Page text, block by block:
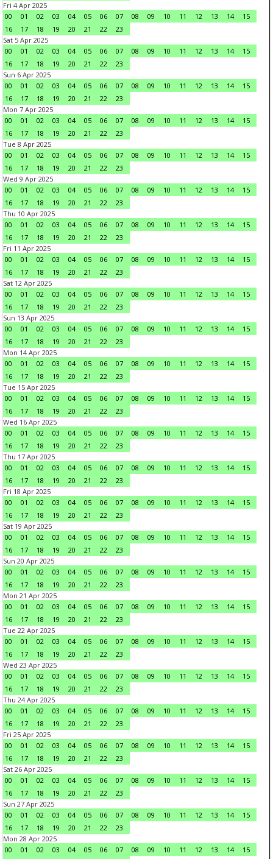
Fri 4 Apr 2025
00
01 02 03 04 05 06 07 08 09 10 11 12 13 14
15
16
17 18 19 20 21 22
23
Sat 5 Apr 2025
00
01 02 03 04 05 06 07 08 09 10 11 12 13 14
15
16
17 18 19 20 21 22
23
Sun 6 Apr 2025
00
01 02 03 04 05 06 07 08 09 10 11 12 13 14
15
16
17 18 19 20 21 22
23
Mon 7 Apr 2025
00
01 02 03 04 05 06 07 08 09 10 11 12 13 14
15
16
17 18 19 20 21 22
23
Tue 8 Apr 2025
00
01 02 03 04 05 06 07 08 09 10 11 12 13 14
15
16
17 18 19 20 21 22
23
Wed 9 Apr 2025
00
01 02 03 04 05 06 07 08 09 10 11 12 13 14
15
16
17 18 19 20 21 22
23
Thu 10 Apr 2025
00
01 02 03 04 05 06 07 08 09 10 11 12 13 14
15
16
17 18 19 20 21 22
23
Fri 11 Apr 2025
00
01 02 03 04 05 06 07 08 09 10 11 12 13 14
15
16
17 18 19 20 21 22
23
Sat 12 Apr 2025
00
01 02 03 04 05 06 07 08 09 10 11 12 13 14
15
16
17 18 19 20 21 22
23
Sun 13 Apr 2025
00
01 02 03 04 05 06 07 08 09 10 11 12 13 14
15
16
17 18 19 20 21 22
23
Mon 14 Apr 2025
00
01 02 03 04 05 06 07 08 09 10 11 12 13 14
15
16
17 18 19 20 21 22
23
Tue 15 Apr 2025
00
01 02 03 04 05 06 07 08 09 10 11 12 13 14
15
16
17 18 19 20 21 22
23
Wed 16 Apr 2025
00
01 02 03 04 05 06 07 08 09 10 11 12 13 14
15
16
17 18 19 20 21 22
23
Thu 17 Apr 2025
00
01 02 03 04 05 06 07 08 09 10 11 12 13 14
15
16
17 18 19 20 21 22
23
Fri 18 Apr 2025
00
01 02 03 04 05 06 07 08 09 10 11 12 13 14
15
16
17 18 19 20 21 22
23
Sat 19 Apr 2025
00
01 02 03 04 05 06 07 08 09 10 11 12 13 14
15
16
17 18 19 20 21 22
23
Sun 20 Apr 2025
00
01 02 03 04 05 06 07 08 09 10 11 12 13 14
15
16
17 18 19 20 21 22
23
Mon 21 Apr 2025
00
01 02 03 04 05 06 07 08 09 10 11 12 13 14
15
16
17 18 19 20 21 22
23
Tue 22 Apr 2025
00
01 02 03 04 05 06 07 08 09 10 11 12 13 14
15
16
17 18 19 20 21 22
23
Wed 23 Apr 2025
00
01 02 03 04 05 06 07 08 09 10 11 12 13 14
15
16
17 18 19 20 21 22
23
Thu 24 Apr 2025
00
01 02 03 04 05 06 07 08 09 10 11 12 13 14
15
16
17 18 19 20 21 22
23
Fri 25 Apr 2025
00
01 02 03 04 05 06 07 08 09 10 11 12 13 14
15
16
17 18 19 20 21 22
23
Sat 26 Apr 2025
00
01 02 03 04 05 06 07 08 09 10 11 12 13 14
15
16
17 18 19 20 21 22
23
Sun 27 Apr 2025
00
01 02 03 04 05 06 07 08 09 10 11 12 13 14
15
16
17 18 19 20 21 22
23
Mon 28 Apr 2025
00
01 02 03 04 05 06 07 08 09 10 11 12 13 14
15